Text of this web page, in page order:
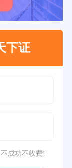
下证
成功不收费!